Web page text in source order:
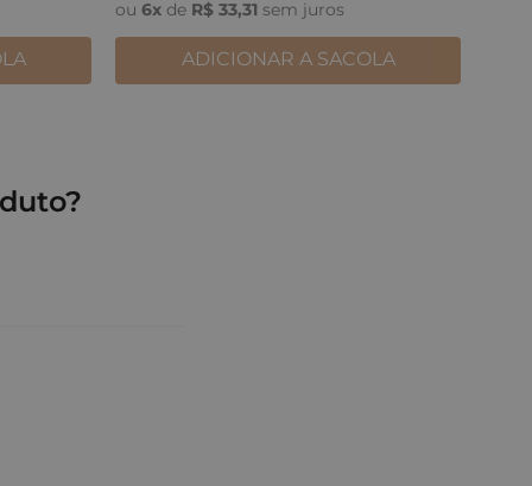
ou 6x de R$ 33,31 sem juros
ADICIONAR A SACOLA